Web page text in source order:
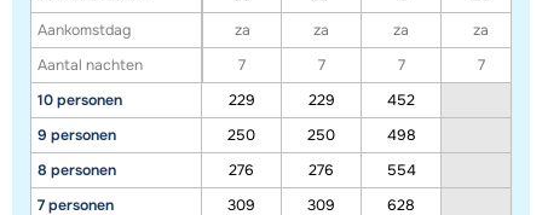
Aankomstdag
Aantal nachten
10 personen
9 personen
8 personen
7 personen
za
za za
za
7
7 7
7
229
229
452
250
250
498
276
276
554
309
309 628